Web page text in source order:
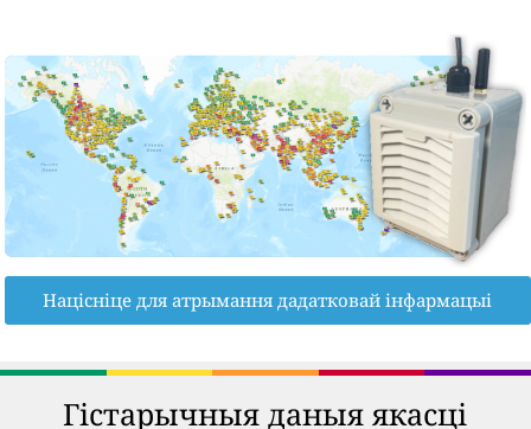
Націсніце для атрымання дадатковай інфармацыі
Гістарычныя даныя якасці